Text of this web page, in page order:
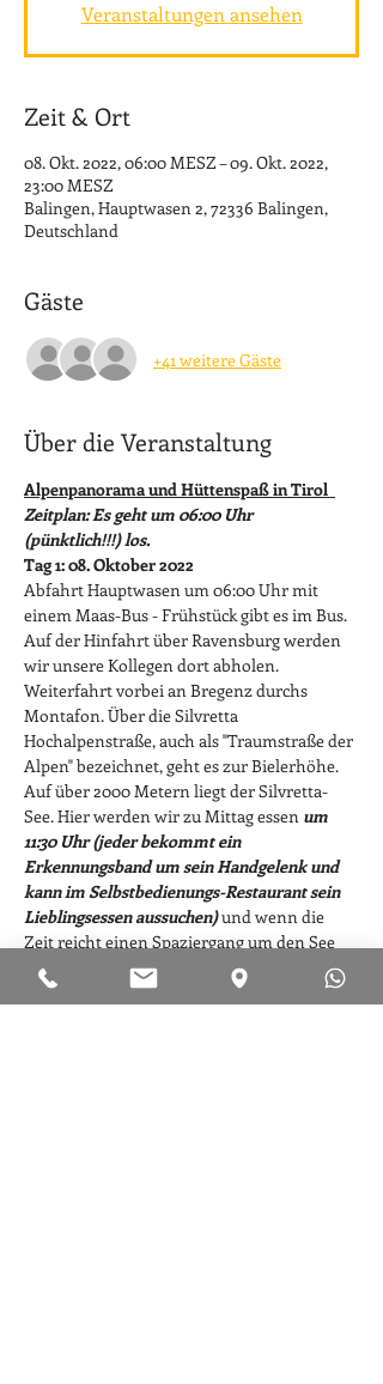
Veranstaltungen ansehen
Zeit & Ort
08. Okt. 2022, 06:00 MESZ – 09. Okt. 2022,
23:00 MESZ
Balingen, Hauptwasen 2, 72336 Balingen,
Deutschland
Gäste
+41 weitere Gäste
Über die Veranstaltung
Alpenpanorama und Hüttenspaß in Tirol
Zeitplan: Es geht um 06:00 Uhr
(pünktlich!!!) los.
Tag 1:08. Oktober 2022
Abfahrt Hauptwasen um 06:00 Uhr mit
einem Maas-Bus - Frühstück gibt es im Bus.
Auf der Hinfahrt über Ravensburg werden
wir unsere Kollegen dort abholen.
Weiterfahrt vorbei an Bregenz durchs
Montafon. Über die Silvretta
Hochalpenstraße, auch als "Traumstraße der
Alpen" bezeichnet, geht es zur Bielerhöhe.
Auf über 2000 Metern liegt der Silvretta-
See. Hier werden wir zu Mittag essen um
11:30 Uhr (jeder bekommt ein
Erkennungsband um sein Handgelenk und
kann im Selbstbedienungs-Restaurant sein
Lieblingsessen aussuchen) und wenn die
Zeit reicht einen Spaziergang um den See
machen. Weiterfahrt durchs Paznauntal
nach Imst. Nach der Ankunft um 14:00 Uhr